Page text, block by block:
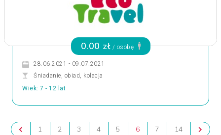
0.00 zł / osobę
28.06.2021 - 09.07.2021
Śniadanie, obiad, kolacja
Wiek: 7 - 12 lat
1 2 3 4 5 6 7 14